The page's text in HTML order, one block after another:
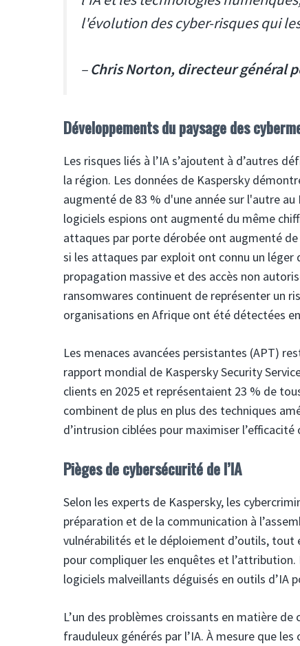
l'évolution des cyber-risques qui
–Chris Norton, directeur général
Développements du paysage des
Les risques liés à l’IA s’ajoutent à d’autres
la région. Les données de Kaspersky
augmenté de 83 % d'une année sur l'autre
logiciels espions ont augmenté du même
attaques par porte dérobée ont augmenté
si les attaques par exploit ont connu un
propagation massive et des accès non
ransomwares continuent de représenter un
organisations en Afrique ont été détectées
Les menaces avancées persistantes (APT)
rapport mondial de Kaspersky Security
clients en 2025 et représentaient 23 % de
combinent de plus en plus des techniques
d’intrusion ciblées pour maximiser
Pièges de cybersécurité de l’IA
Selon les experts de Kaspersky, les
préparation et de la communication à
vulnérabilités et le déploiement d’outils, tout
pour compliquer les enquêtes et
logiciels malveillants déguisés en outils d’IA
L’un des problèmes croissants en matière
frauduleux générés par l’IA. À mesure que